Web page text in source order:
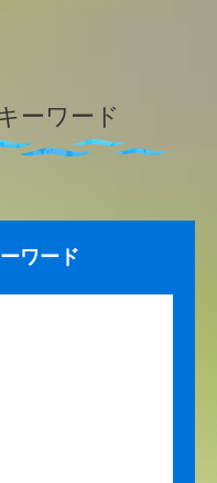
ーワード
ワード